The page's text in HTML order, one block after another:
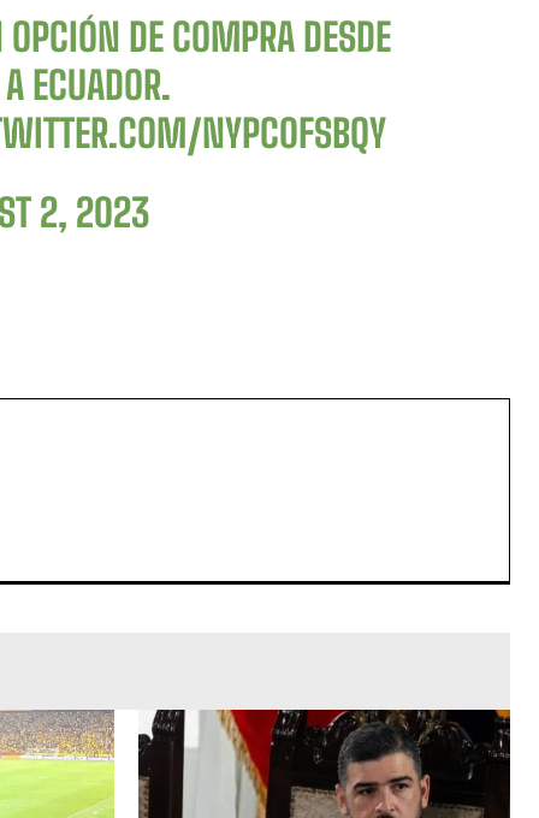
DE COMPRA DESDE
ECUADOR.
NYPC0FSBQY
2, 2023